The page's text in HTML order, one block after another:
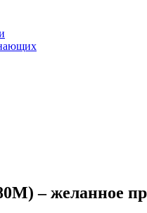
– желанное